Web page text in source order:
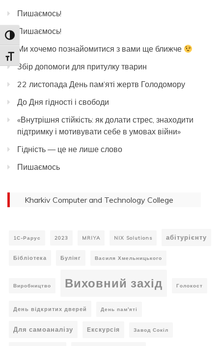
Toggle High Contrast
Toggle Font size
Пишаємось!
Пишаємось!
Ми хочемо познайомитися з вами ще ближче
Збір допомоги для притулку тварин
22 листопада День пам’яті жертв Голодомору
До Дня гідності і свободи
«Внутрішня стійкість: як долати стрес, знаходити
підтримку і мотивувати себе в умовах війни»
Гідність — це не лише слово
Пишаємось
Kharkiv Computer and Technology College
1С-Рарус 2023 MRIYA NIX Solutions абітурієнту
Бібліотека Булінг Василя Хмельницького
Виробництво Виховний захід Голокост
День відкритих дверей День пам'яті
Для самоаналізу Екскурсія Завод Сокіл